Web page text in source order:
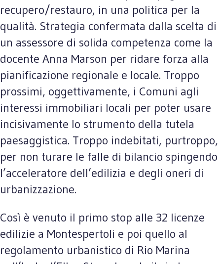
recupero/restauro, in una politica per la
qualità. Strategia confermata dalla scelta di
un assessore di solida competenza come la
docente Anna Marson per ridare forza alla
pianificazione regionale e locale. Troppo
prossimi, oggettivamente, i Comuni agli
interessi immobiliari locali per poter usare
incisivamente lo strumento della tutela
paesaggistica. Troppo indebitati, purtroppo,
per non turare le falle di bilancio spingendo
l’acceleratore dell’edilizia e degli oneri di
urbanizzazione.
Così è venuto il primo stop alle 32 licenze
edilizie a Montespertoli e poi quello al
regolamento urbanistico di Rio Marina